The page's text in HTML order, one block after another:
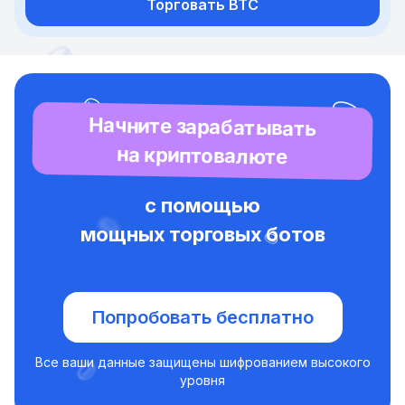
Торговать BTC
Начните зарабатывать
на криптовалюте
с помощью
мощных торговых ботов
Попробовать бесплатно
Все ваши данные защищены шифрованием высокого
уровня